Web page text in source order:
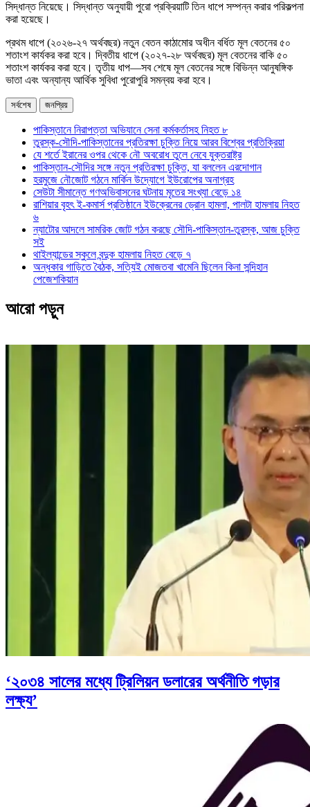
সিদ্ধান্ত নিয়েছে। সিদ্ধান্ত অনুযায়ী পুরো প্রক্রিয়াটি তিন ধাপে সম্পন্ন করার পরিকল্পনা
করা হয়েছে।
প্রথম ধাপে (২০২৬-২৭ অর্থবছর) নতুন বেতন কাঠামোর অধীন বর্ধিত মূল বেতনের ৫০
শতাংশ কার্যকর করা হবে। দ্বিতীয় ধাপে (২০২৭-২৮ অর্থবছর) মূল বেতনের বাকি ৫০
শতাংশ কার্যকর করা হবে। তৃতীয় ধাপ—সব শেষে মূল বেতনের সঙ্গে বিভিন্ন আনুষঙ্গিক
ভাতা এবং অন্যান্য আর্থিক সুবিধা পুরোপুরি সমন্বয় করা হবে।
সর্বশেষ জনপ্রিয়
পাকিস্তানে নিরাপত্তা অভিযানে সেনা কর্মকর্তাসহ নিহত ৮
তুরস্ক-সৌদি-পাকিস্তানের প্রতিরক্ষা চুক্তি নিয়ে আরব বিশ্বের প্রতিক্রিয়া
যে শর্তে ইরানের ওপর থেকে নৌ অবরোধ তুলে নেবে যুক্তরাষ্ট্র
পাকিস্তান-সৌদির সঙ্গে নতুন প্রতিরক্ষা চুক্তি, যা বললেন এরদোগান
হরমুজে নৌজোট গঠনে মার্কিন উদ্যোগে ইউরোপের অনাগ্রহ
সেউটা সীমান্তে গণঅভিবাসনের ঘটনায় মৃতের সংখ্যা বেড়ে ১৪
রাশিয়ার বৃহৎ ই-কমার্স প্রতিষ্ঠানে ইউক্রেনের ড্রোন হামলা, পালটা হামলায় নিহত
৬
ন্যাটোর আদলে সামরিক জোট গঠন করছে সৌদি-পাকিস্তান-তুরস্ক, আজ চুক্তি
সই
থাইল্যান্ডের স্কুলে বন্দুক হামলায় নিহত বেড়ে ৭
অন্ধকার গাড়িতে বৈঠক, সত্যিই মোজতবা খামেনি ছিলেন কিনা সন্দিহান
পেজেশকিয়ান
আরো পড়ুন
‘২০৩৪ সালের মধ্যে ট্রিলিয়ন ডলারের অর্থনীতি গড়ার
লক্ষ্য’